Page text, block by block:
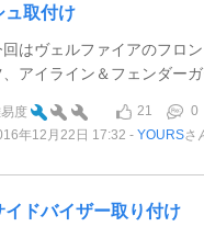
ュ取付け
回はヴェルファイアのフロ
、アイライン＆フェンダー
度 21
0
年12月22日 17:32
YOURSさ
イドバイザー取り付け